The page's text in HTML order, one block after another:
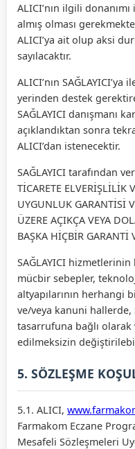
ALICI’nın ilgili
almış olması
ALICI’ya ait olup aksi
sayılacaktır.
ALICI’nın
yerinden destek
SAĞLAYICI danışmanı
açıklandıktan sonra
ALICI’dan istenecektir.
SAĞLAYICI tarafından
TİCARETE ELVERİŞLİLİK
UYGUNLUK GARANTİSİ
ÜZERE AÇIKÇA VEYA
BAŞKA HİÇBİR GARANTİ
SAĞLAYICI hizmetlerinin
mücbir sebepler,
altyapılarının herhangi
ve/veya kanuni hallerde,
tasarrufuna bağlı
edilmeksizin
5. SÖZLEŞME
5.1. ALICI,
Farmakom Eczane
Mesafeli Sözleşmeleri